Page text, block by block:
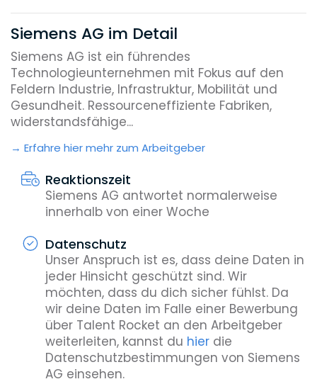
Siemens AG im Detail
Siemens AG ist ein führendes
Technologieunternehmen mit Fokus auf den
Feldern Industrie, Infrastruktur, Mobilität und
Gesundheit. Ressourceneffiziente Fabriken,
widerstandsfähige...
Erfahre hier mehr zum Arbeitgeber
Reaktionszeit
Siemens AG antwortet normalerweise
innerhalb von einer Woche
Datenschutz
Unser Anspruch ist es, dass deine Daten in
jeder Hinsicht geschützt sind. Wir
möchten, dass du dich sicher fühlst. Da
wir deine Daten im Falle einer Bewerbung
über Talent Rocket an den Arbeitgeber
weiterleiten, kannst du hierdie
Datenschutzbestimmungen von Siemens
AG einsehen.